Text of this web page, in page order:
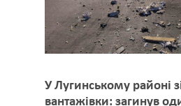
У Лугинському районі
вантажівки: загинув